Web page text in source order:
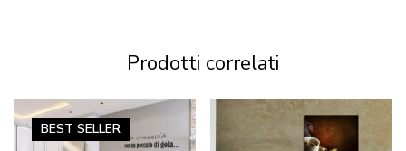
Prodotti correlati
BEST SELLER